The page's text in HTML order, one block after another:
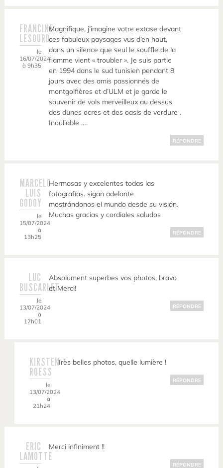
FRANCINE
LESOURD
le
16/07/2024
à 9h35
Magnifique, j’imagine votre extase devant
ces fabuleux paysages vus d’en haut,
dans un silence que seul le souffle de la
flamme vient « troubler ». Je suis partie
en 1994 dans le sud tunisien pendant 8
jours avec des amis passionnés de
montgolfières et d’ULM et je garde le
souvenir de vols merveilleux au dessus
des dunes ocres et des oasis de verdure .
Inouliable ….
RÉPONDRE
MARCELO
LUIS
GODOY
le
15/07/2024
à
13h25
Hermosas y excelentes todas las
fotografías. sigan adelante
mostrándonos el mundo desde su visión.
Muchas gracias y cordiales saludos
RÉPONDRE
LUC
BUSCARLET
le
13/07/2024
à
17h01
Absolument superbes vos photos, bravo
et Merci!
RÉPONDRE
KIRSTEN
ROESS
le
13/07/2024
à
21h24
Très belles photos, quelle lumière !
RÉPONDRE
ERIC
LAMOTTE
Merci infiniment !!
RÉPONDRE